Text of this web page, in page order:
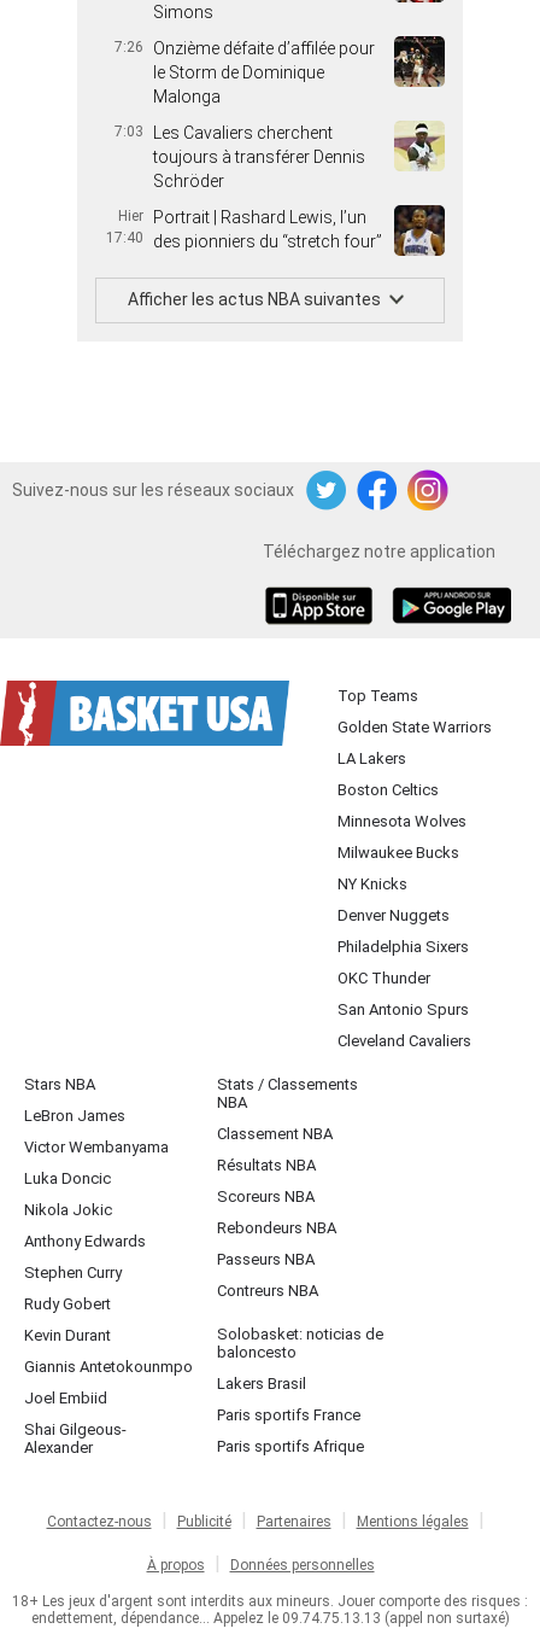
Simons
7:26
Onzième défaite d’affilée pour
le Storm de Dominique
Malonga
7:03
Les Cavaliers cherchent
toujours à transférer Dennis
Schröder
Hier
17:40
Portrait | Rashard Lewis, l’un
des pionniers du “stretch four”
Afficher les actus NBA suivantes
Suivez-nous sur les réseaux sociaux
TwitterFacebookInstagram
Téléchargez notre application
Top Teams
Golden State Warriors
LA Lakers
Boston Celtics
Minnesota Wolves
Milwaukee Bucks
NY Knicks
Denver Nuggets
Philadelphia Sixers
OKC Thunder
San Antonio Spurs
Cleveland Cavaliers
Stars NBA
LeBron James
Victor Wembanyama
Luka Doncic
Nikola Jokic
Anthony Edwards
Stephen Curry
Rudy Gobert
Kevin Durant
Giannis Antetokounmpo
Joel Embiid
Shai Gilgeous-
Alexander
Stats / Classements
NBA
Classement NBA
Résultats NBA
Scoreurs NBA
Rebondeurs NBA
Passeurs NBA
Contreurs NBA
Solobasket: noticias de
baloncesto
Lakers Brasil
Paris sportifs France
Paris sportifs Afrique
Contactez-nous Publicité Partenaires Mentions légales
À propos Données personnelles
18+ Les jeux d'argent sont interdits aux mineurs. Jouer comporte des risques :
endettement, dépendance... Appelez le 09.74.75.13.13 (appel non surtaxé)